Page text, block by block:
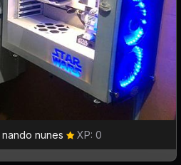
nando nunes XP: 0